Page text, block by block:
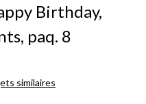
Birthday,
paq. 8
similaires